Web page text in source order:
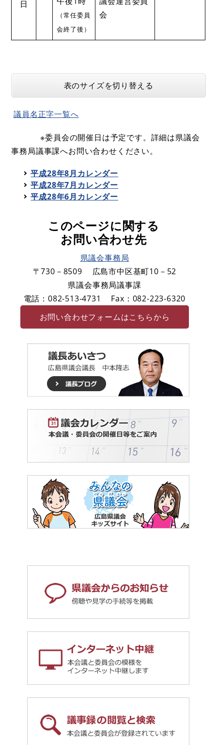
日
（常任委員
会終了後）
会
表のサイズを切り替える
議員名正字一覧へ
※委員会の開催日は予定です。詳細は県議会
事務局議事課へお問い合わせください。
平成28年8月カレンダー
平成28年7月カレンダー
平成28年6月カレンダー
このページに関する
お問い合わせ先
県議会事務局
〒730－8509
広島市中区基町10－52
県議会事務局議事課
電話：082-513-4731
Fax：082-223-6320
お問い合わせフォームはこちらから